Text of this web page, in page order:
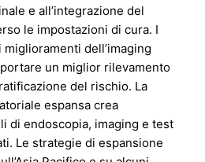
e all’integrazione del
le impostazioni di cura. I
dell’imaging
un miglior rilevamento
del rischio. La
espansa crea
di endoscopia, imaging e test
Le strategie di espansione